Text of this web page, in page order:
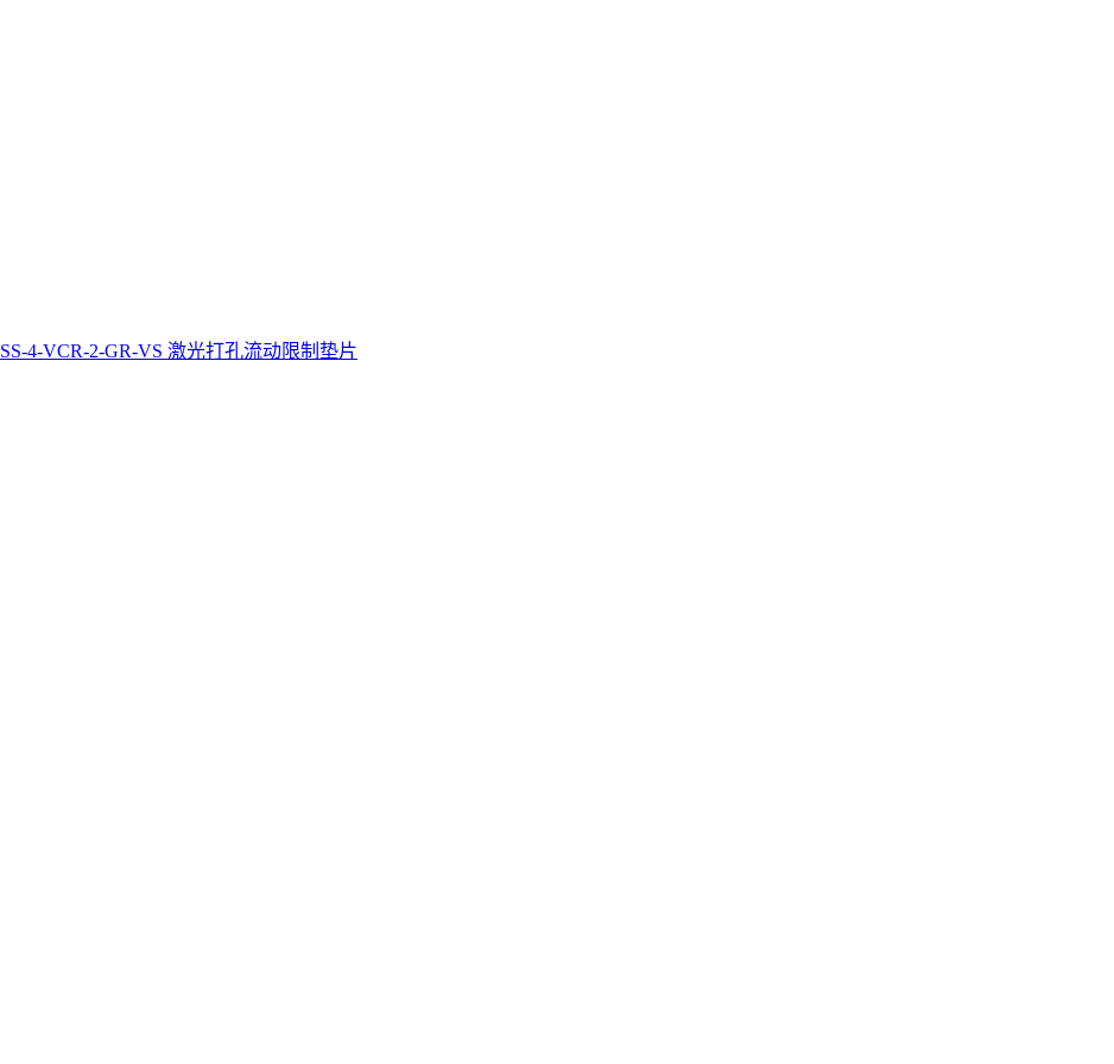
SS-4-VCR-2-GR-VS 激光打孔流动限制垫片